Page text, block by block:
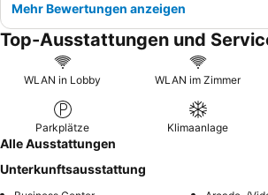
Mehr Bewertungen anzeigen
Top-Ausstattungen und
WLAN in Lobby WLAN im Zimmer
Parkplätze Klimaanlage
Alle Ausstattungen
Unterkunftsausstattung